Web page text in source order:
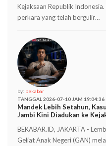
Kejaksaan Republik
perkara yang telah bergulir…
by: bekabar
TANGGAL 2026-07-10 JAM 19:04:36
Mandek Lebih Setahun,
Jambi Kini Diadukan ke
BEKABAR.ID, JAKARTA -
Geliat Anak Negeri (GAN)